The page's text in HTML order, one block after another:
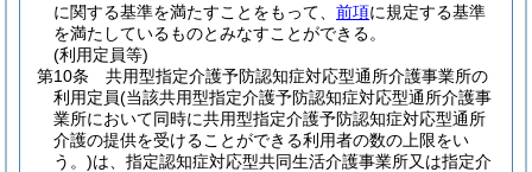
に関する基準を満たすことをもって、 前項に規定する基準
を満たしているものとみなすことができる。
(利用定員等)
第10条
共用型指定介護予防認知症対応型通所介護事業所の
利用定員(当該共用型指定介護予防認知症対応型通所介護事
業所において同時に共用型指定介護予防認知症対応型通所
介護の提供を受けることができる利用者の数の上限をい
う。)は、指定認知症対応型共同生活介護事業所又は指定介